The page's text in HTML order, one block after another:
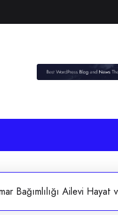
Bağımlılığı Ailevi Hayat